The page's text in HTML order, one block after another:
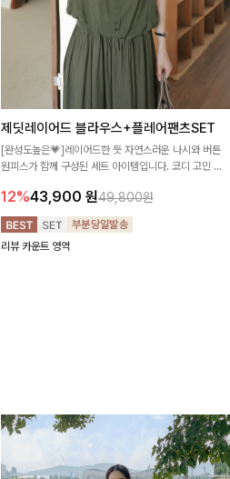
제딧레이어드 블라우스+플레어팬츠SET
[완성도높은💗]레이어드한 듯 자연스러운 나시와 버튼
원피스가 함께 구성된 세트 아이템입니다. 코디 고민 없
12%43,900 원49,800원
리뷰 카운트 영역